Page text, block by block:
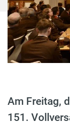
Am Freitag,
151.